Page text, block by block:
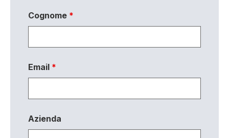
Cognome *
Email *
Azienda